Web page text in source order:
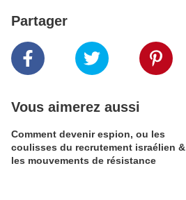
Partager
Vous aimerez aussi
Comment devenir espion, ou les
coulisses du recrutement israélien &
les mouvements de résistance